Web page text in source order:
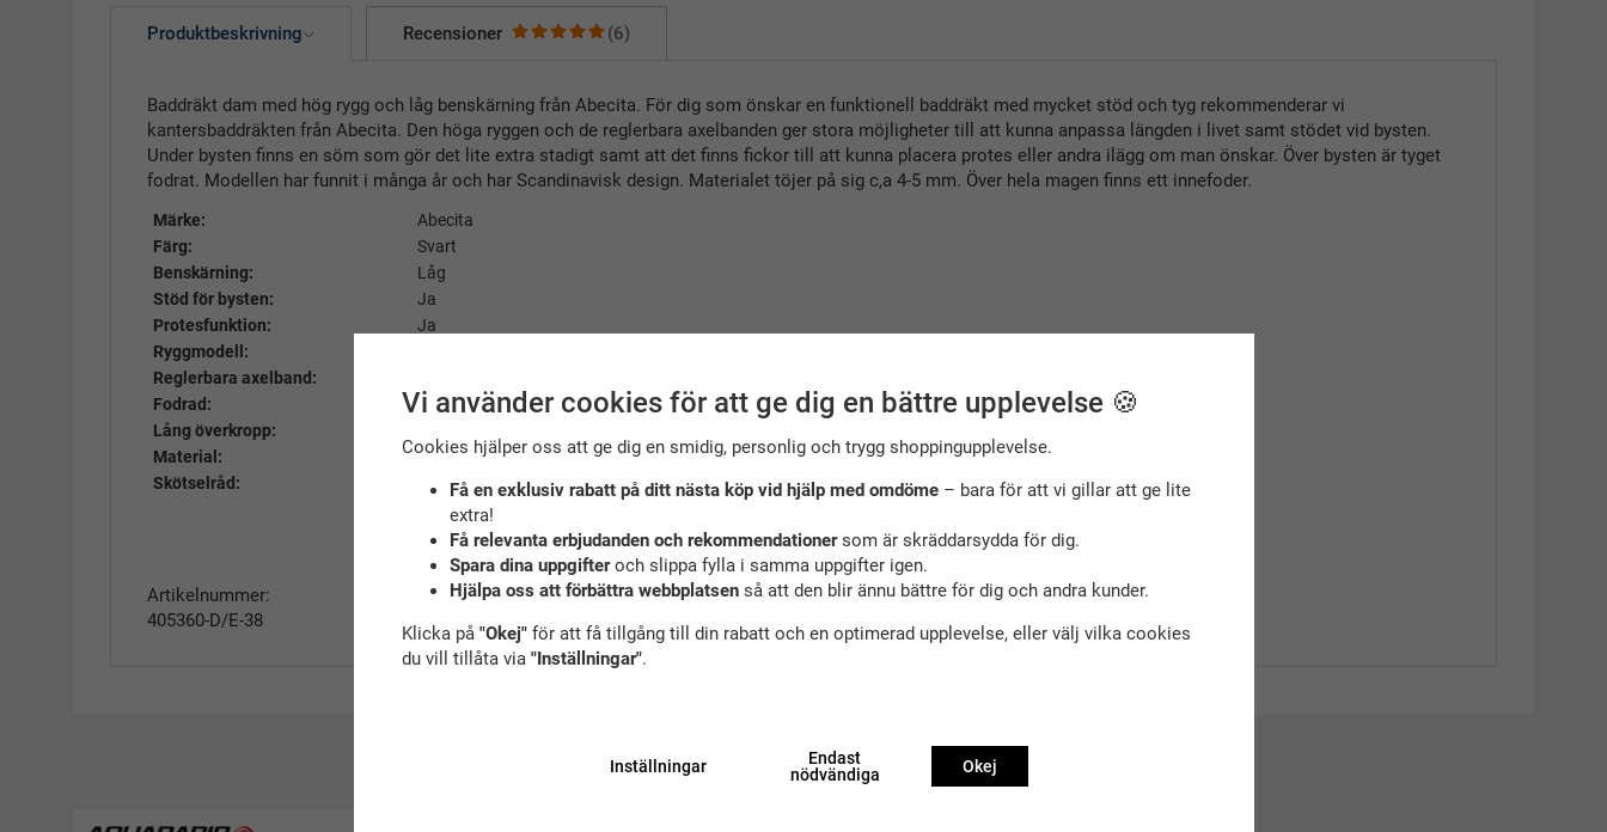
Produktbeskrivning Recensioner (6)
Baddräkt dam med hög rygg och låg benskärning från Abecita. För dig som önskar en funktionell baddräkt med mycket stöd och tyg rekommenderar vi
kantersbaddräkten från Abecita. Den höga ryggen och de reglerbara axelbanden ger stora möjligheter till att kunna anpassa längden i livet samt stödet vid bysten.
Under bysten finns en söm som gör det lite extra stadigt samt att det finns fickor till att kunna placera protes eller andra ilägg om man önskar. Över bysten är tyget
fodrat. Modellen har funnit i många år och har Scandinavisk design. Materialet töjer på sig c,a 4-5 mm. Över hela magen finns ett innefoder.
Märke:
Abecita
Färg:
Svart
Benskärning:
Låg
Stöd för bysten:
Ja
Protesfunktion:
Ja
Ryggmodell:
Reglerbara axelband:
Fodrad:
Nej
Lång överkropp:
Material:
78% polyamid, 22% elastan
Skötselråd:
Se bifogad länk
Artikelnummer:
405360-D/E-38
Rekommenderade tillbehör till denna produkt
Vi använder cookies för att ge dig en bättre upplevelse 🍪
Cookies hjälper oss att ge dig en smidig, personlig och trygg shoppingupplevelse.
Få en exklusiv rabatt på ditt nästa köp vid hjälp med omdöme– bara för att vi gillar att ge lite
extra!
Få relevanta erbjudanden och rekommendationersom är skräddarsydda för dig.
Spara dina uppgifteroch slippa fylla i samma uppgifter igen.
Hjälpa oss att förbättra webbplatsenså att den blir ännu bättre för dig och andra kunder.
Klicka på "Okej"för att få tillgång till din rabatt och en optimerad upplevelse, eller välj vilka cookies
du vill tillåta via "Inställningar".
Inställningar
Endast
nödvändiga
Okej